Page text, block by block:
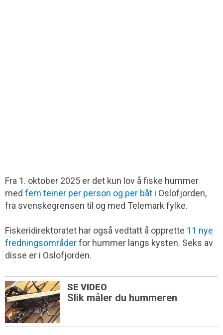
Fra 1. oktober 2025 er det kun lov å fiske hummer
med fem teiner per person og per båt i Oslofjorden,
fra svenskegrensen til og med Telemark fylke.
Fiskeridirektoratet har også vedtatt å opprette 11 nye
fredningsområderfor hummer langs kysten. Seks av
disse er i Oslofjorden.
SE VIDEO
Slik måler du hummeren